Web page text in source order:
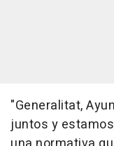
"Generalitat,
juntos y